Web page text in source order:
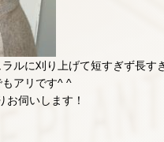
ルに刈り上げて短すぎず長す
アリです^ ^
お伺いします！